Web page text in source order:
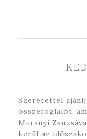
Szeretettel
összefoglalót,
Murányi
kerül az